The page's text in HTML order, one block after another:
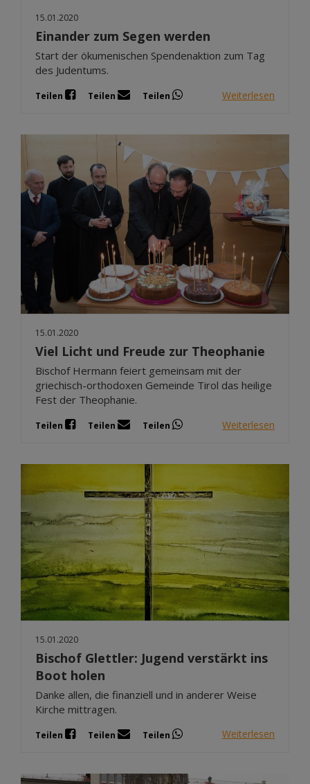
15.01.2020
Einander zum Segen werden
Start der ökumenischen Spendenaktion zum Tag
des Judentums.
Teilen Teilen Teilen Weiterlesen
15.01.2020
Viel Licht und Freude zur Theophanie
Bischof Hermann feiert gemeinsam mit der
griechisch-orthodoxen Gemeinde Tirol das heilige
Fest der Theophanie.
Teilen Teilen Teilen Weiterlesen
15.01.2020
Bischof Glettler: Jugend verstärkt ins
Boot holen
Danke allen, die finanziell und in anderer Weise
Kirche mittragen.
Teilen Teilen Teilen Weiterlesen